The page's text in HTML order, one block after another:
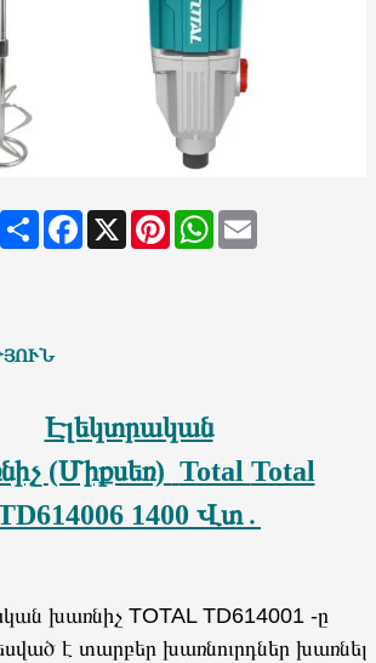
ShareFacebook
X PinterestWhatsApp
Email
Էլեկտրական
(Միքսեռ) Total Total
1400 Վտ․
խառնիչ TOTAL TD614001 -ը
է տարբեր խառնուրդներ